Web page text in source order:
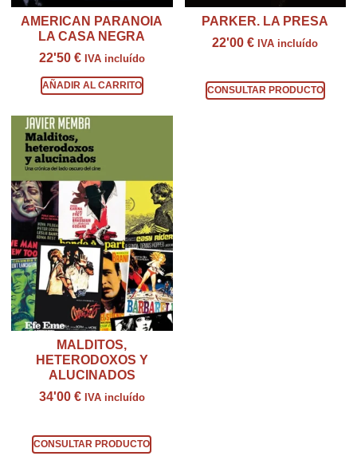
AMERICAN PARANOIA
LA CASA NEGRA
22'50 € IVA incluído
AÑADIR AL CARRITO
PARKER. LA PRESA
22'00€ IVA incluído
CONSULTAR PRODUCTO
MALDITOS,
HETERODOXOS Y
ALUCINADOS
34'00 € IVA incluído
CONSULTAR PRODUCTO